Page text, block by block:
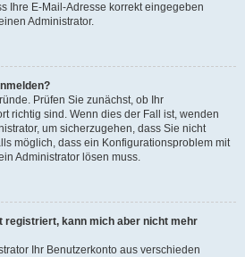
Ihre E-Mail-Adresse korrekt eingegeben
Administrator.
Prüfen Sie zunächst, ob Ihr
richtig sind. Wenn dies der Fall ist, wenden
um sicherzugehen, dass Sie nicht
möglich, dass ein Konfigurationsproblem mit
Administrator lösen muss.
registriert, kann mich aber nicht mehr
Ihr Benutzerkonto aus verschieden